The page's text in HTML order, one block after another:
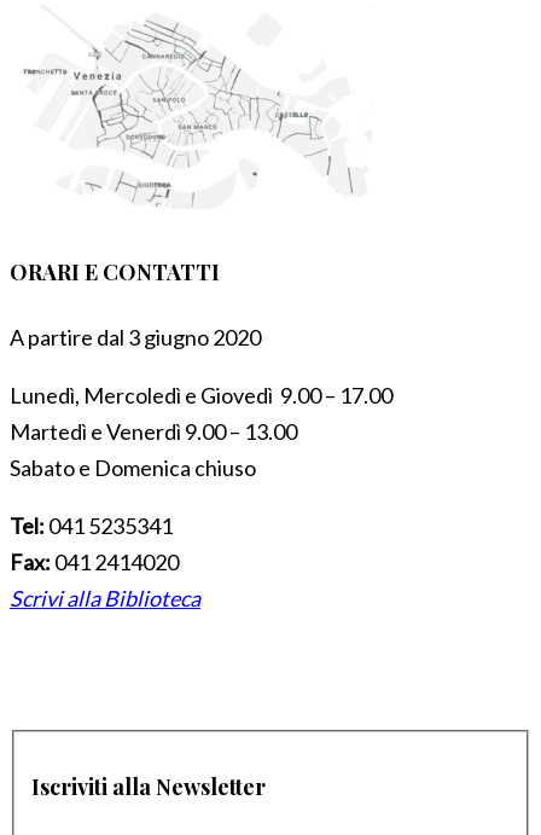
ORARI E CONTATTI
A partire dal 3 giugno 2020
Lunedì, Mercoledì e Giovedì 9.00 – 17.00
Martedì e Venerdì 9.00 – 13.00
Sabato e Domenica chiuso
Tel: 041 5235341
Fax: 041 2414020
Scrivi alla Biblioteca
Iscriviti alla Newsletter